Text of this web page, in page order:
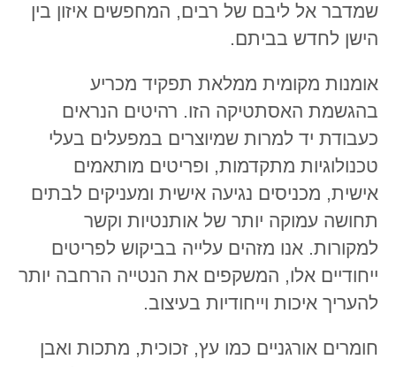
שמדבר אל ליבם של רבים, המחפשים איזון בין
הישן לחדש בביתם.
אומנות מקומית ממלאת תפקיד מכריע
בהגשמת האסתטיקה הזו. רהיטים הנראים
כעבודת יד למרות שמיוצרים במפעלים בעלי
טכנולוגיות מתקדמות, ופריטים מותאמים
אישית, מכניסים נגיעה אישית ומעניקים לבתים
תחושה עמוקה יותר של אותנטיות וקשר
למקורות. אנו מזהים עלייה בביקוש לפריטים
ייחודיים אלו, המשקפים את הנטייה הרחבה יותר
להעריך איכות וייחודיות בעיצוב.
חומרים אורגניים כמו עץ, זכוכית, מתכות ואבן